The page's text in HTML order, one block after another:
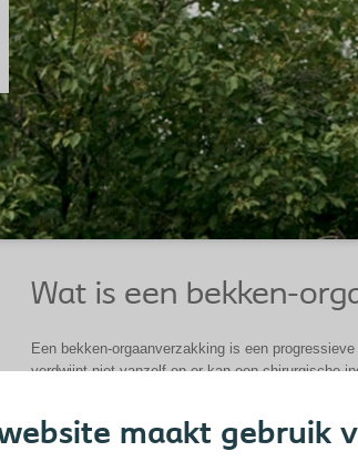
maakt gebruik
Wat is een bekken-
Een bekken-orgaanverzakking is een
verdwijnt niet vanzelf en er kan een chirurgische